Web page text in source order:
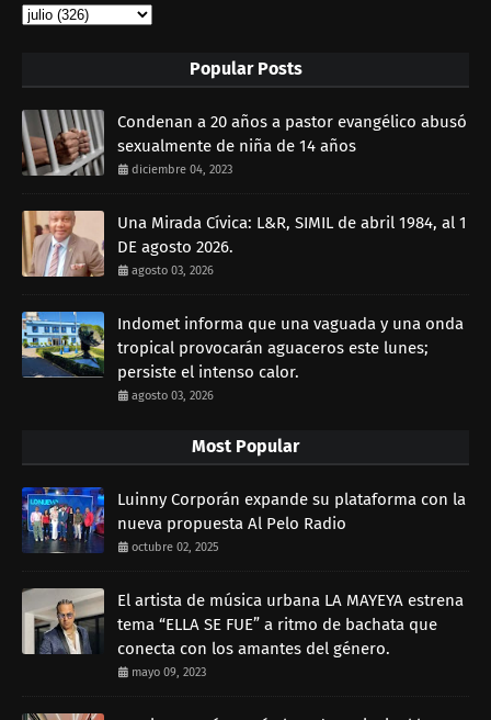
Popular Posts
Condenan a 20 años a pastor evangélico abusó
sexualmente de niña de 14 años
diciembre 04, 2023
Una Mirada Cívica: L&R, SIMIL de abril 1984, al 1
DE agosto 2026.
agosto 03, 2026
Indomet informa que una vaguada y una onda
tropical provocarán aguaceros este lunes;
persiste el intenso calor.
agosto 03, 2026
Most Popular
Luinny Corporán expande su plataforma con la
nueva propuesta Al Pelo Radio
octubre 02, 2025
El artista de música urbana LA MAYEYA estrena
tema “ELLA SE FUE” a ritmo de bachata que
conecta con los amantes del género.
mayo 09, 2023